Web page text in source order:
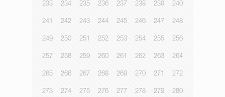
233 234 235 236 237 238 239 240
241 242 243 244 245 246 247 248
249 250 251 252 253 254 255 256
257 258 259 260 261 262 263 264
265 266 267 268 269 270 271 272
273 274 275 276 277 278 279 280